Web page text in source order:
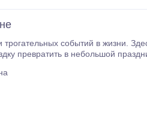
превратить в небольшой
события.